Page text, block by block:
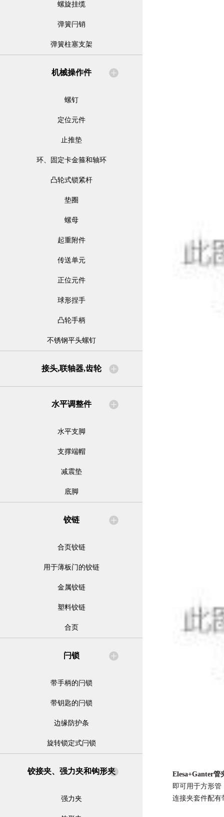
螺旋挂缆
弹簧闩销
弹簧柱塞支架
机械操作件
螺钉
定位元件
止推垫
环、固定卡金箍和轴环
凸轮式锁紧杆
垫圈
螺母
起重附件
传送单元
正位元件
球形捏手
凸轮手柄
不锈钢平头螺钉
接头,联轴器,齿轮
水平调整件
水平支脚
支撑端帽
减震垫
底脚
铰链
合页铰链
用于薄板门的铰链
金属铰链
塑料铰链
合页
闩锁
带手柄的闩锁
带钥匙的闩锁
边缘防护条
旋转锁定式闩锁
铰接夹、强力夹和钩形夹
强力夹
Elesa+Ganter
即可用于方形
连接夹套件配有